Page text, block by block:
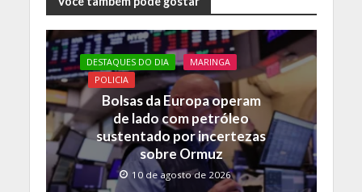
e
b
o
o
k
itt
er
at
s
A
p
p
p
y
Li
n
k
DESTAQUES DO DIA
MARINGA
POLICIA
Bolsas da Europa operam
de lado com petróleo
sustentado por incertezas
sobre Ormuz
10 de agosto de 2026